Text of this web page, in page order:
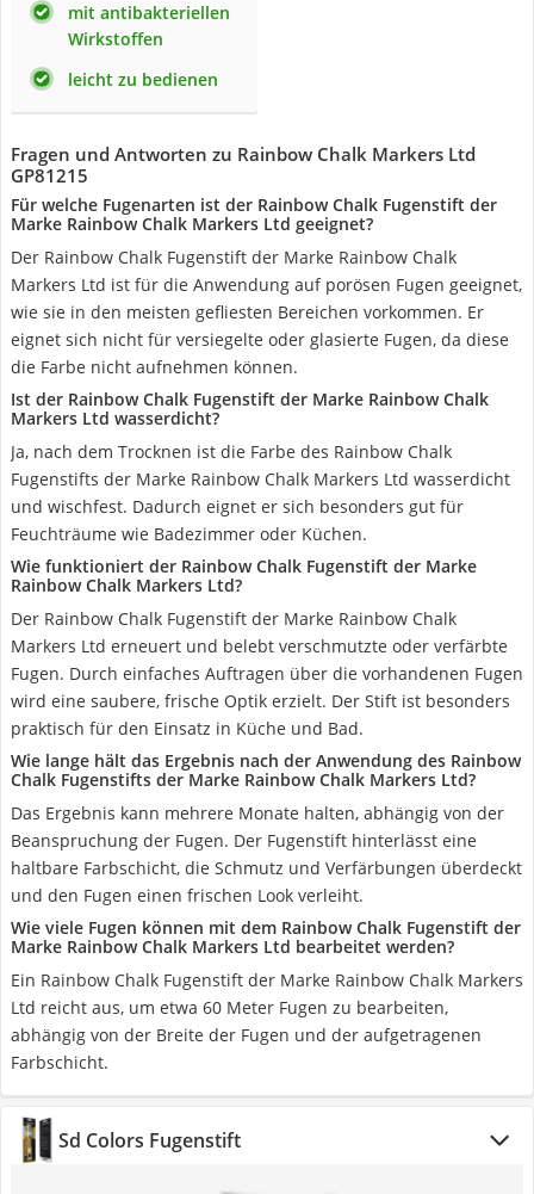
mit antibakteriellen
Wirkstoffen
leicht zu bedienen
Fragen und Antworten zu Rainbow Chalk Markers Ltd
GP81215
Für welche Fugenarten ist der Rainbow Chalk Fugenstift der
Marke Rainbow Chalk Markers Ltd geeignet?
Der Rainbow Chalk Fugenstift der Marke Rainbow Chalk
Markers Ltd ist für die Anwendung auf porösen Fugen geeignet,
wie sie in den meisten gefliesten Bereichen vorkommen. Er
eignet sich nicht für versiegelte oder glasierte Fugen, da diese
die Farbe nicht aufnehmen können.
Ist der Rainbow Chalk Fugenstift der Marke Rainbow Chalk
Markers Ltd wasserdicht?
Ja, nach dem Trocknen ist die Farbe des Rainbow Chalk
Fugenstifts der Marke Rainbow Chalk Markers Ltd wasserdicht
und wischfest. Dadurch eignet er sich besonders gut für
Feuchträume wie Badezimmer oder Küchen.
Wie funktioniert der Rainbow Chalk Fugenstift der Marke
Rainbow Chalk Markers Ltd?
Der Rainbow Chalk Fugenstift der Marke Rainbow Chalk
Markers Ltd erneuert und belebt verschmutzte oder verfärbte
Fugen. Durch einfaches Auftragen über die vorhandenen Fugen
wird eine saubere, frische Optik erzielt. Der Stift ist besonders
praktisch für den Einsatz in Küche und Bad.
Wie lange hält das Ergebnis nach der Anwendung des Rainbow
Chalk Fugenstifts der Marke Rainbow Chalk Markers Ltd?
Das Ergebnis kann mehrere Monate halten, abhängig von der
Beanspruchung der Fugen. Der Fugenstift hinterlässt eine
haltbare Farbschicht, die Schmutz und Verfärbungen überdeckt
und den Fugen einen frischen Look verleiht.
Wie viele Fugen können mit dem Rainbow Chalk Fugenstift der
Marke Rainbow Chalk Markers Ltd bearbeitet werden?
Ein Rainbow Chalk Fugenstift der Marke Rainbow Chalk Markers
Ltd reicht aus, um etwa 60 Meter Fugen zu bearbeiten,
abhängig von der Breite der Fugen und der aufgetragenen
Farbschicht.
Sd Colors Fugenstift